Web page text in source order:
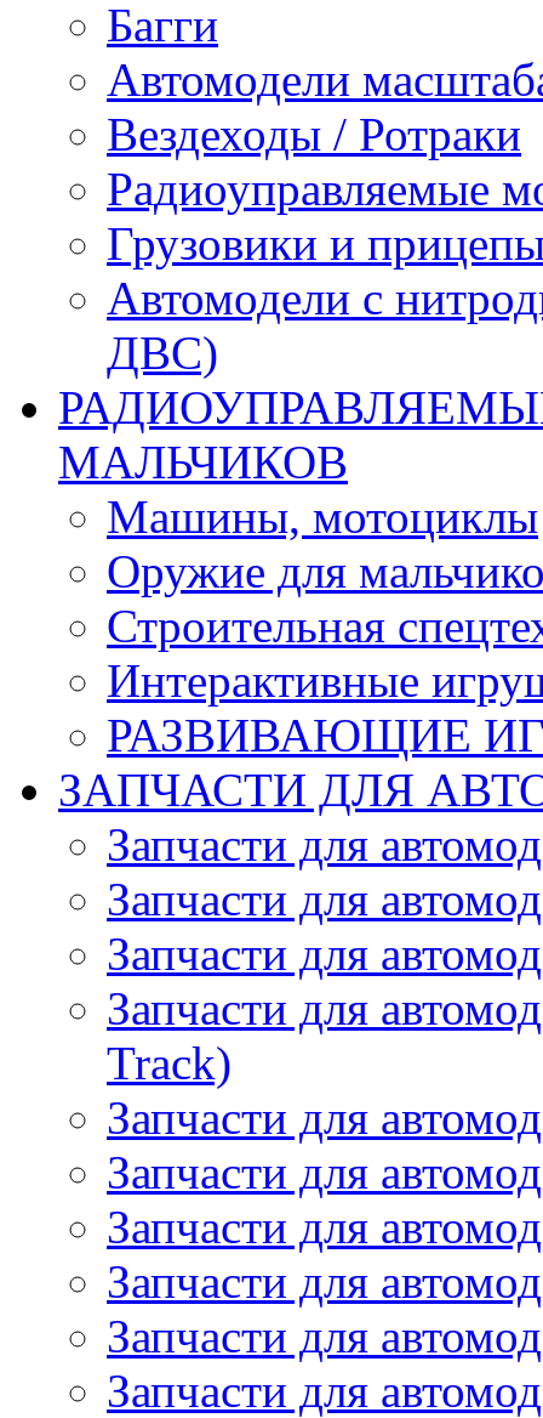
Багги
Автомодели
Вездеходы / Ротраки
Радиоуправляемые
Грузовики и
Автомодели с
ДВС)
МАЛЬЧИКОВ
Машины, мотоциклы
Оружие для
Строительная
Интерактивные
РАЗВИВАЮЩИЕ
ЗАПЧАСТИ ДЛЯ
Запчасти для
Запчасти для
Запчасти для
Запчасти для
Track)
Запчасти для
Запчасти для
Запчасти для
Запчасти для
Запчасти для
Запчасти для